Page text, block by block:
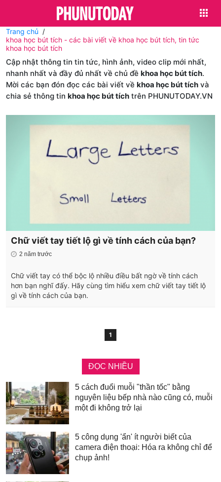
Trang chủ
khoa học bút tích - các bài viết về khoa học bút tích, tin tức
khoa học bút tích
Cập nhật thông tin tin tức, hình ảnh, video clip mới nhất,
nhanh nhất và đầy đủ nhất về chủ đề khoa học bút tích.
Mời các bạn đón đọc các bài viết về khoa học bút tích và
chia sẻ thông tin khoa học bút tích trên PHUNUTODAY.VN
Chữ viết tay tiết lộ gì về tính cách của bạn?
2 năm trước
Chữ viết tay có thể bộc lộ nhiều điều bất ngờ về tính cách
hơn bạn nghĩ đấy. Hãy cùng tìm hiểu xem chữ viết tay tiết lộ
gì về tính cách của bạn.
1
ĐỌC NHIỀU
5 cách đuổi muỗi "thần tốc" bằng
nguyên liệu bếp nhà nào cũng có, muỗi
một đi không trở lại
5 công dụng 'ẩn' ít người biết của
camera điện thoại: Hóa ra không chỉ để
chụp ảnh!